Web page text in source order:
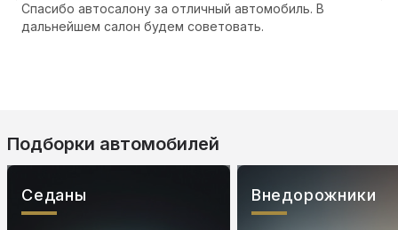
Спасибо автосалону за отличный автомобиль. В
дальнейшем салон будем советовать.
Подборки автомобилей
Седаны Внедорожники